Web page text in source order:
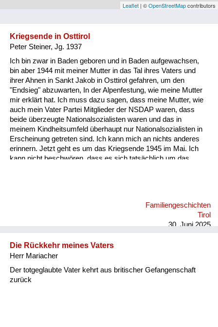
Besatzungsmächte
Frauen, Mütter, Kinder
Versorgung
Heimkehrer
Fluchtgeschichten
Wiederaufbau und
Wohnen
Leaflet | ©OpenStreetMapcontributors
Kriegsende in Osttirol
Peter Steiner, Jg. 1937
Ich bin zwar in Baden geboren und in Baden aufgewachsen,
bin aber 1944 mit meiner Mutter in das Tal ihres Vaters und
ihrer Ahnen in Sankt Jakob in Osttirol gefahren, um den
"Endsieg" abzuwarten, In der Alpenfestung, wie meine Mutter
mir erklärt hat. Ich muss dazu sagen, dass meine Mutter, wie
auch mein Vater Partei Mitglieder der NSDAP waren, dass
beide überzeugte Nationalsozialisten waren und das in
meinem Kindheitsumfeld überhaupt nur Nationalsozialisten in
Erscheinung getreten sind. Ich kann mich an nichts anderes
erinnern. Jetzt geht es um das Kriegsende 1945 im Mai. Ich
kann nicht beschwören, dass es sich tatsächlich um das
gegangen, wo vor dem einzigen höheren Haus, das dort
Familiengeschichten
Tirol
30. Juni 2025
Die Rückkehr meines Vaters
Herr Mariacher
Der totgeglaubte Vater kehrt aus britischer Gefangenschaft
zurück